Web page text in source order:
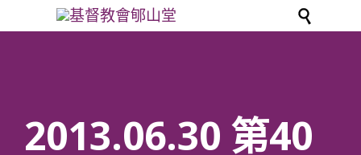

2013.06.30 第40